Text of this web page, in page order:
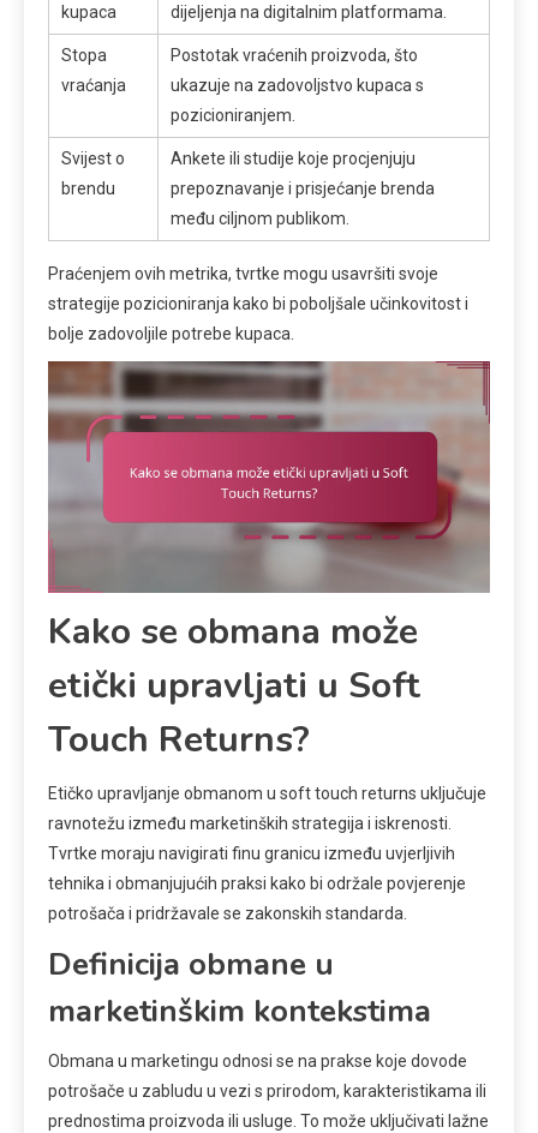
kupaca
dijeljenja na digitalnim platformama.
Stopa
vraćanja
Postotak vraćenih proizvoda, što
ukazuje na zadovoljstvo kupaca s
pozicioniranjem.
Svijest o
brendu
Ankete ili studije koje procjenjuju
prepoznavanje i prisjećanje brenda
među ciljnom publikom.
Praćenjem ovih metrika, tvrtke mogu usavršiti svoje
strategije pozicioniranja kako bi poboljšale učinkovitost i
bolje zadovoljile potrebe kupaca.
Kako se obmana može
etički upravljati u Soft
Touch Returns?
Etičko upravljanje obmanom u soft touch returns uključuje
ravnotežu između marketinških strategija i iskrenosti.
Tvrtke moraju navigirati finu granicu između uvjerljivih
tehnika i obmanjujućih praksi kako bi održale povjerenje
potrošača i pridržavale se zakonskih standarda.
Definicija obmane u
marketinškim kontekstima
Obmana u marketingu odnosi se na prakse koje dovode
potrošače u zabludu u vezi s prirodom, karakteristikama ili
prednostima proizvoda ili usluge. To može uključivati lažne